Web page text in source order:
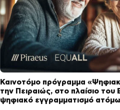
Καινοτόμο πρόγραμμα
την Πειραιώς, στο πλαίσιο του
ψηφιακό εγγραμματισμό